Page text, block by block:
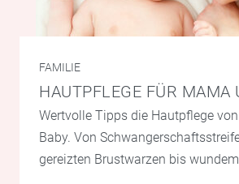
FAMILIE
HAUTPFLEGE FÜR MAMA
Wertvolle Tipps die Hautpflege
Baby. Von
gereizten Brustwarzen bis